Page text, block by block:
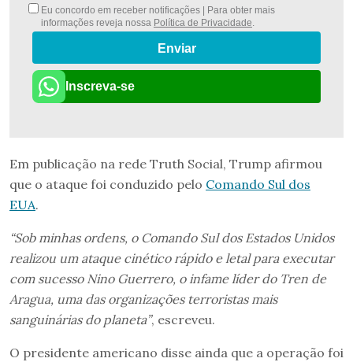
Eu concordo em receber notificações | Para obter mais
informações reveja nossa Política de Privacidade.
Enviar
Inscreva-se
Em publicação na rede Truth Social, Trump afirmou
que o ataque foi conduzido pelo Comando Sul dos
EUA.
“Sob minhas ordens, o Comando Sul dos Estados Unidos
realizou um ataque cinético rápido e letal para executar
com sucesso Nino Guerrero, o infame líder do Tren de
Aragua, uma das organizações terroristas mais
sanguinárias do planeta”, escreveu.
O presidente americano disse ainda que a operação foi